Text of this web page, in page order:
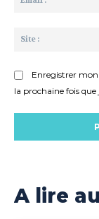
Enregistrer
la prochaine fois
A lire